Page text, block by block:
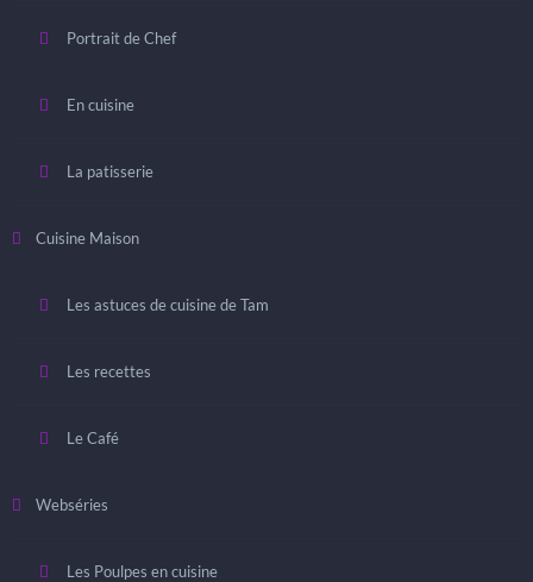
Portrait de Chef
En cuisine
La patisserie
Cuisine Maison
Les astuces de cuisine de Tam
Les recettes
Le Café
Webséries
Les Poulpes en cuisine